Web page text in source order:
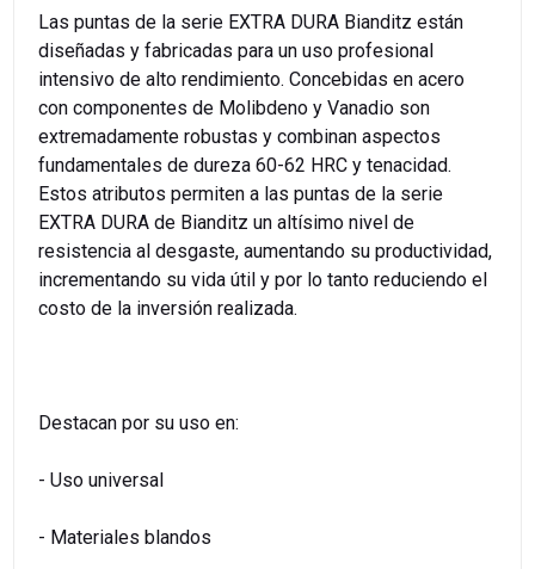
Las puntas de la serie EXTRA DURA Bianditz están
diseñadas y fabricadas para un uso profesional
intensivo de alto rendimiento. Concebidas en acero
con componentes de Molibdeno y Vanadio son
extremadamente robustas y combinan aspectos
fundamentales de dureza 60-62 HRC y tenacidad.
Estos atributos permiten a las puntas de la serie
EXTRA DURA de Bianditz un altísimo nivel de
resistencia al desgaste, aumentando su productividad,
incrementando su vida útil y por lo tanto reduciendo el
costo de la inversión realizada.
Destacan por su uso en:
- Uso universal
- Materiales blandos